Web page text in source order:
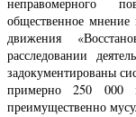
неправомерного
общественное
движения
расследовании
задокументированы
примерно 250 000
преимущественно